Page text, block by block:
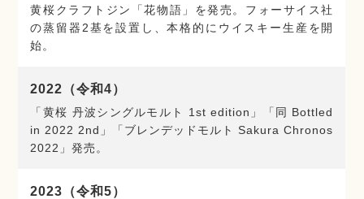
黄桜クラフトジン「花物語」を発売。フォーサイス社
の蒸留器2基を設置し、本格的にウイスキー生産を開
始。
2022（令和4）
「黄桜 丹波シングルモルト 1st edition」「同 Bottled
in 2022 2nd」「ブレンデッドモルト Sakura Chronos
2022」発売。
2023（令和5）